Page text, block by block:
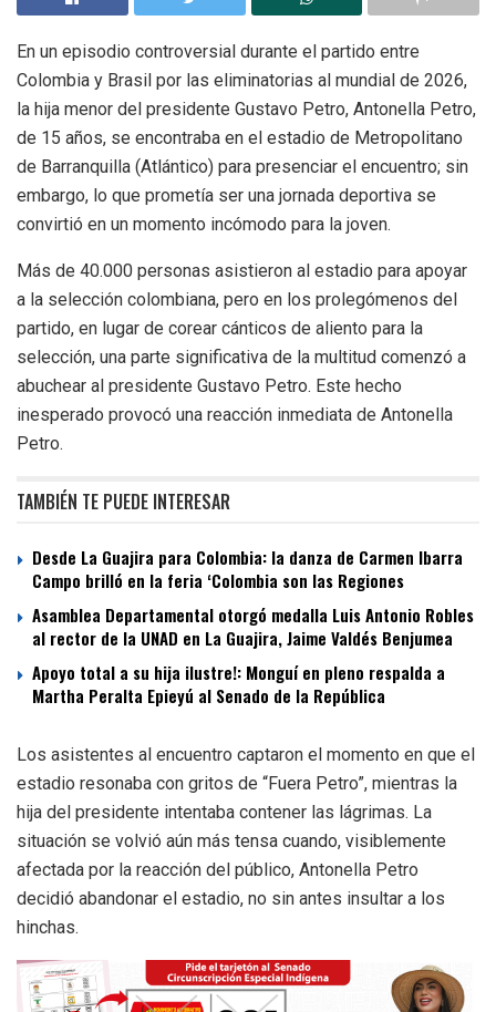
En un episodio controversial durante el partido entre
Colombia y Brasil por las eliminatorias al mundial de 2026,
la hija menor del presidente Gustavo Petro, Antonella Petro,
de 15 años, se encontraba en el estadio de Metropolitano
de Barranquilla (Atlántico) para presenciar el encuentro; sin
embargo, lo que prometía ser una jornada deportiva se
convirtió en un momento incómodo para la joven.
Más de 40.000 personas asistieron al estadio para apoyar
a la selección colombiana, pero en los prolegómenos del
partido, en lugar de corear cánticos de aliento para la
selección, una parte significativa de la multitud comenzó a
abuchear al presidente Gustavo Petro. Este hecho
inesperado provocó una reacción inmediata de Antonella
Petro.
TAMBIÉN TE PUEDE INTERESAR
Desde La Guajira para Colombia: la danza de Carmen Ibarra
Campo brilló en la feria ‘Colombia son las Regiones
Asamblea Departamental otorgó medalla Luis Antonio Robles
al rector de la UNAD en La Guajira, Jaime Valdés Benjumea
Apoyo total a su hija ilustre!: Monguí en pleno respalda a
Martha Peralta Epieyú al Senado de la República
Los asistentes al encuentro captaron el momento en que el
estadio resonaba con gritos de “Fuera Petro”, mientras la
hija del presidente intentaba contener las lágrimas. La
situación se volvió aún más tensa cuando, visiblemente
afectada por la reacción del público, Antonella Petro
decidió abandonar el estadio, no sin antes insultar a los
hinchas.